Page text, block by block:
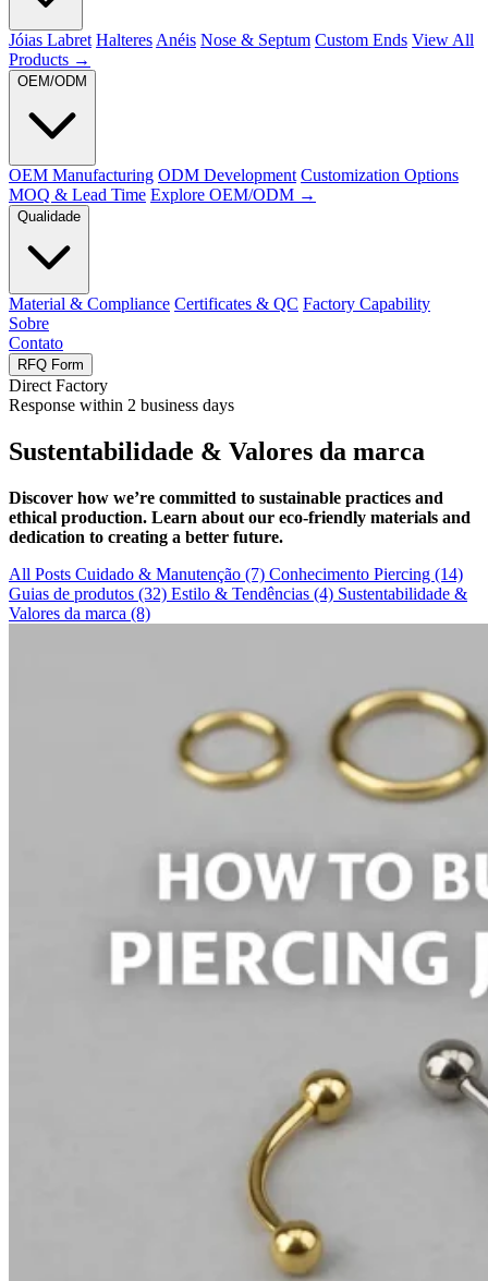
Jóias Labret Halteres Anéis Nose & Septum Custom Ends View All
Products →
OEM/ODM
OEM Manufacturing ODM Development Customization Options
MOQ & Lead Time Explore OEM/ODM →
Qualidade
Material & Compliance Certificates & QC Factory Capability
Sobre
Contato
RFQ Form
Direct Factory
Response within 2 business days
Sustentabilidade & Valores da marca
Discover how we’re committed to sustainable practices and
ethical production. Learn about our eco-friendly materials and
dedication to creating a better future.
All Posts Cuidado & Manutenção (7) Conhecimento Piercing (14)
Guias de produtos (32) Estilo & Tendências (4) Sustentabilidade &
Valores da marca (8)